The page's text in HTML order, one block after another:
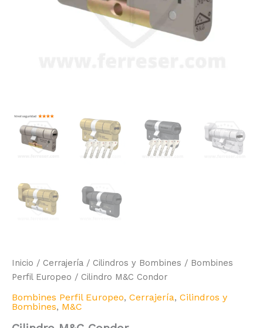
Inicio / Cerrajería / Cilindros y Bombines / Bombines
Perfil Europeo / Cilindro M&C Condor
Bombines Perfil Europeo, Cerrajería, Cilindros y
Bombines, M&C